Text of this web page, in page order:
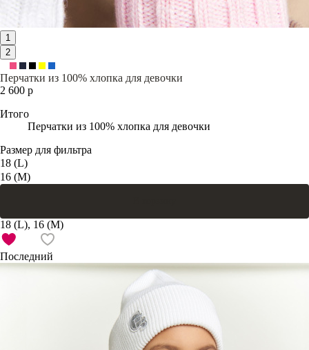
1
2
Перчатки из 100% хлопка для девочки
2 600 р
Итого
Перчатки из 100% хлопка для девочки
Размер для фильтра
18 (L)
16 (M)
18 (L), 16 (M)
Последний